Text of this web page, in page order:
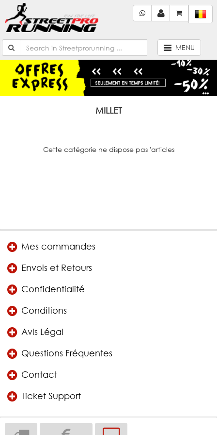
MENU
MILLET
Cette catégorie ne dispose pas 'articles
Mes commandes
Envois et Retours
Confidentialité
Conditions
Avis Légal
Questions Fréquentes
Contact
Ticket Support